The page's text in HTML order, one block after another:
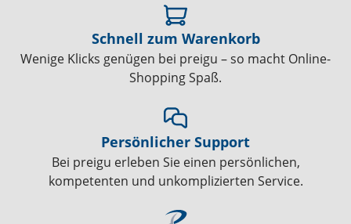
Schnell zum Warenkorb
Wenige Klicks genügen bei preigu – so macht Online-
Shopping Spaß.
Persönlicher Support
Bei preigu erleben Sie einen persönlichen,
kompetenten und unkomplizierten Service.